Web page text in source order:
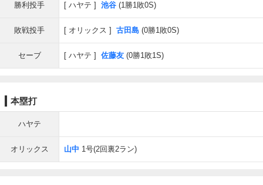
勝利投手 ハヤテ 池谷 (1勝1敗0S)
敗戦投手 オリックス 古田島 (0勝1敗0S)
セーブ ハヤテ 佐藤友 (0勝1敗1S)
本塁打
ハヤテ
オリックス 山中 1号(2回裏2ラン)